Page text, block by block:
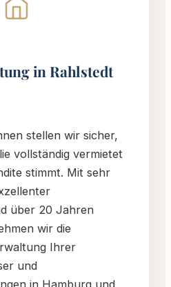
in Rahlstedt
stellen wir sicher,
vollständig vermietet
stimmt. Mit sehr
über 20 Jahren
wir die
Ihrer
und
in Hamburg und